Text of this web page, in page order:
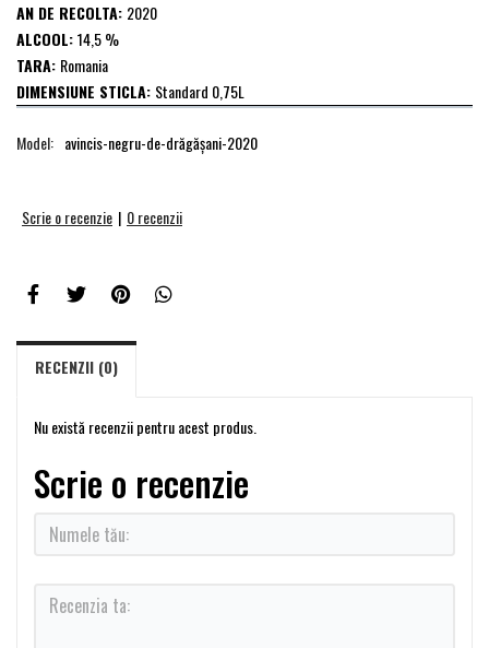
AN DE RECOLTA: 2020
ALCOOL:14,5 %
TARA: Romania
DIMENSIUNE STICLA: Standard 0,75L
Model: avincis-negru-de-drăgăşani-2020
Scrie o recenzie | 0 recenzii
RECENZII (0)
Nu există recenzii pentru acest produs.
Scrie o recenzie